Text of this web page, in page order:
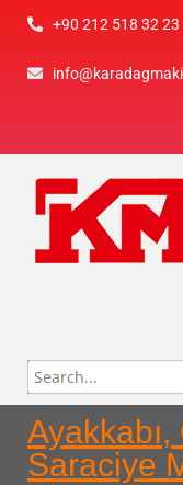
+90 212 518 32 23
Saraciye